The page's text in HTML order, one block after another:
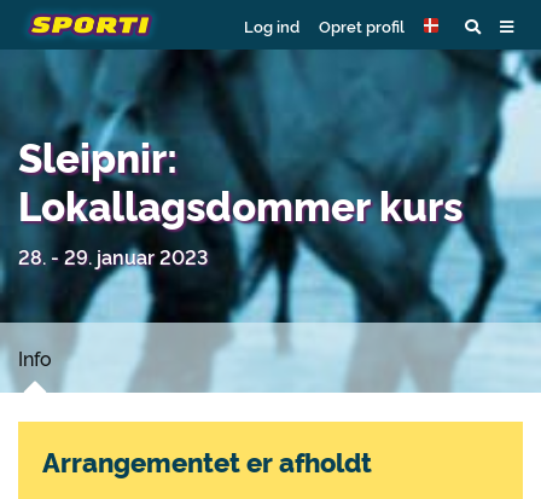
Log ind Opret profil
Sleipnir:
Lokallagsdommer kurs
28. - 29. januar 2023
Info
Arrangementet er afholdt